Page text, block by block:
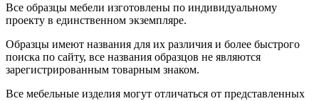
Все образцы мебели изготовлены по индивидуальному
проекту в единственном экземпляре.
Образцы имеют названия для их различия и более быстрого
поиска по сайту, все названия образцов не являются
зарегистрированным товарным знаком.
Все мебельные изделия могут отличаться от представленных